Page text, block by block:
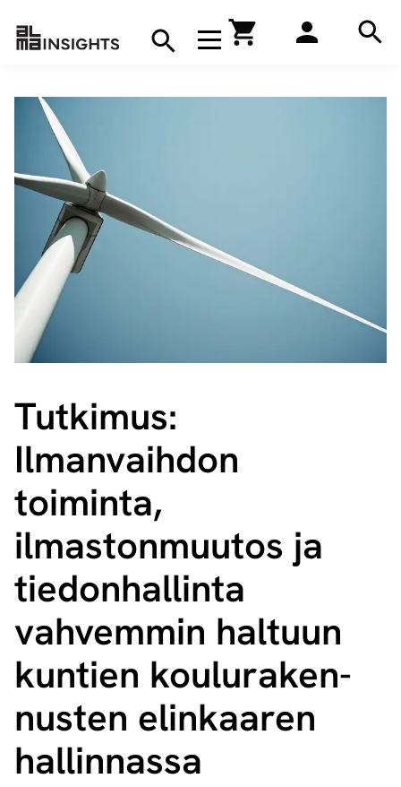
Avaa navigaatio
Hae
Tutkimus:
Ilmanvaihdon
toiminta,
ilmastonmuutos ja
tiedonhallinta
vahvemmin haltuun
kuntien kou­lu­ra­ken­
nus­ten elinkaaren
hallinnassa